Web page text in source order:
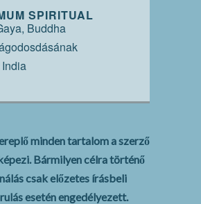
SPIRITUAL
Buddha
minden tartalom a szerző
Bármilyen célra történő
csak előzetes írásbeli
esetén engedélyezett.